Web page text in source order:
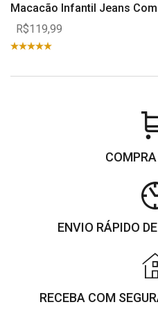
Macacão Infantil Jeans
R$119,99
ENVIO RÁPIDO
RECEBA COM